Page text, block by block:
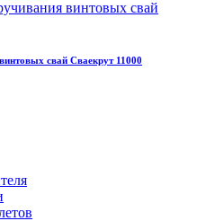
свай Сваекрут 11000